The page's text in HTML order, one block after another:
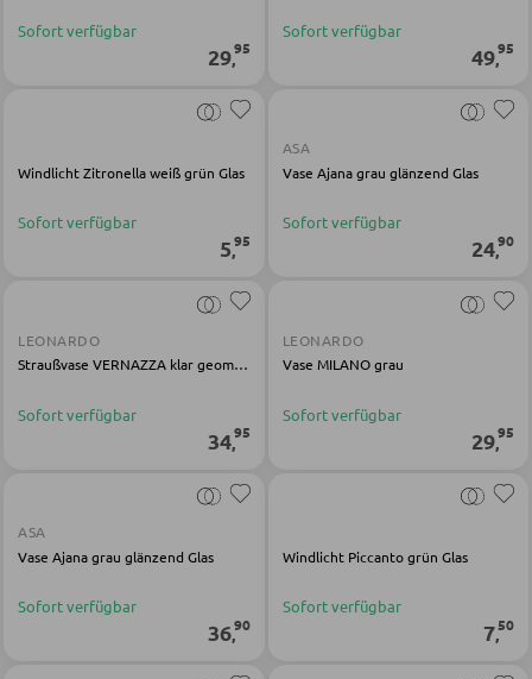
Bartische
Barstühle und Hocker
Couch- und Beistelltische
Schminktische
BÄNKE
Sofort verfügbar
29,95
Sofort verfügbar
49,95
Windlicht Zitronella weiß grün Glas
Sofort verfügbar
5,95
ASA
Vase Ajana grau glänzend Glas
Sofort verfügbar
24,90
LEONARDO
Straußvase VERNAZZA klar geometrisch
Sofort verfügbar
34,95
LEONARDO
Vase MILANO grau
Sofort verfügbar
29,95
ASA
Vase Ajana grau glänzend Glas
Sofort verfügbar
36,90
Windlicht Piccanto grün Glas
Sofort verfügbar
7,50